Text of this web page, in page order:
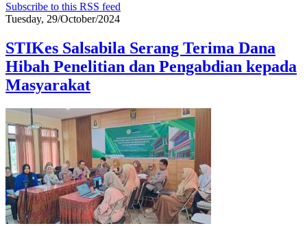
Subscribe to this RSS feed
Tuesday, 29/October/2024
STIKes Salsabila Serang Terima Dana
Hibah Penelitian dan Pengabdian kepada
Masyarakat